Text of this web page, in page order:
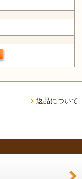
返品について